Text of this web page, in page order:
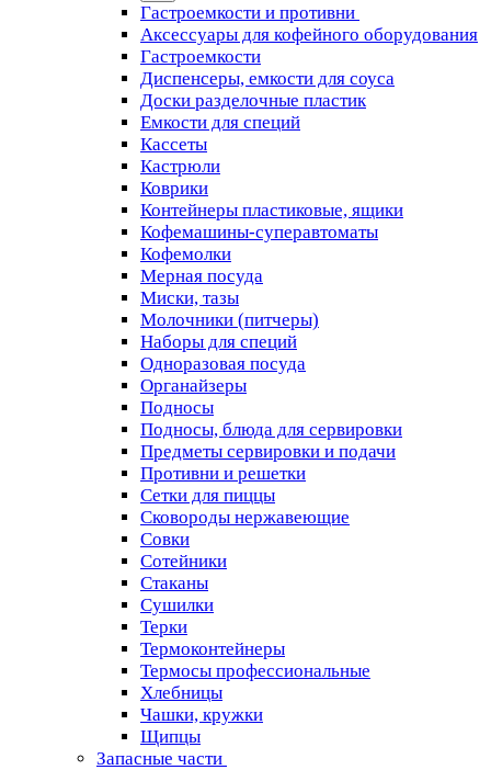
Гастроемкости и противни
Аксессуары для кофейного оборудования
Гастроемкости
Диспенсеры, емкости для соуса
Доски разделочные пластик
Емкости для специй
Кассеты
Кастрюли
Коврики
Контейнеры пластиковые, ящики
Кофемашины-суперавтоматы
Кофемолки
Мерная посуда
Миски, тазы
Молочники (питчеры)
Наборы для специй
Одноразовая посуда
Органайзеры
Подносы
Подносы, блюда для сервировки
Предметы сервировки и подачи
Противни и решетки
Сетки для пиццы
Сковороды нержавеющие
Совки
Сотейники
Стаканы
Сушилки
Терки
Термоконтейнеры
Термосы профессиональные
Хлебницы
Чашки, кружки
Щипцы
Запасные части